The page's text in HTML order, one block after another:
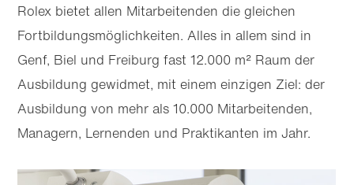
Rolex bietet allen Mitarbeitenden die gleichen
Fortbildungs­möglichkeiten. Alles in allem sind in
Genf, Biel und Freiburg fast 12.000 m² Raum der
Ausbildung gewidmet, mit einem einzigen Ziel: der
Ausbildung von mehr als 10.000 Mitarbeitenden,
Managern, Lernenden und Praktikanten im Jahr.